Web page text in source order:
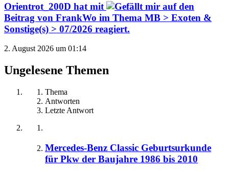
Orientrot_200D hat mit
auf den
Beitrag von FrankWo im Thema MB > Exoten &
Sonstige(s) > 07/2026 reagiert.
2. August 2026 um 01:14
Ungelesene Themen
Thema
Antworten
Letzte Antwort
Mercedes-Benz Classic Geburtsurkunde
für Pkw der Baujahre 1986 bis 2010